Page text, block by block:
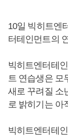
10일 빅히트엔
터테인먼트의
빅히트엔터테
트 연습생은 모
새로 꾸려질 소
로 밝히기는 아
빅히트엔터테